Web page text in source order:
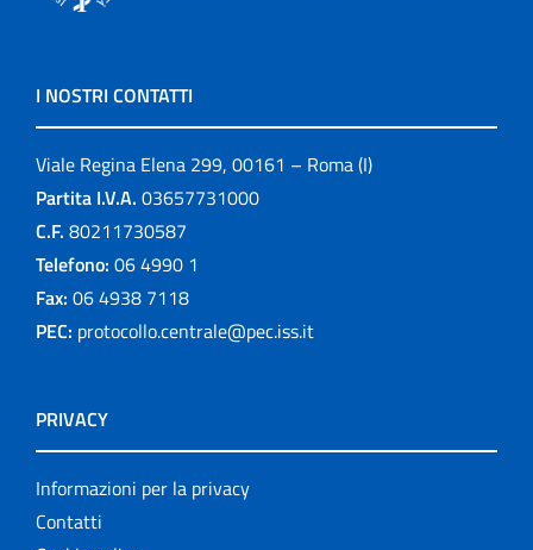
I NOSTRI CONTATTI
Viale Regina Elena 299, 00161 – Roma (I)
Partita I.V.A. 03657731000
C.F. 80211730587
Telefono: 06 4990 1
Fax: 06 4938 7118
PEC: protocollo.centrale@pec.iss.it
PRIVACY
Informazioni per la privacy
Contatti